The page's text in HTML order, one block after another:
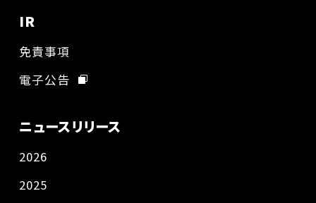
IR
免責事項
電子公告
ニュースリリース
2026
2025